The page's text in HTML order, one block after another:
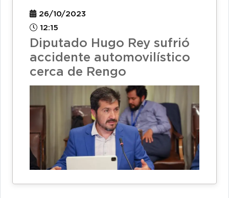
26/10/2023
12:15
Diputado Hugo Rey sufrió
accidente automovilístico
cerca de Rengo